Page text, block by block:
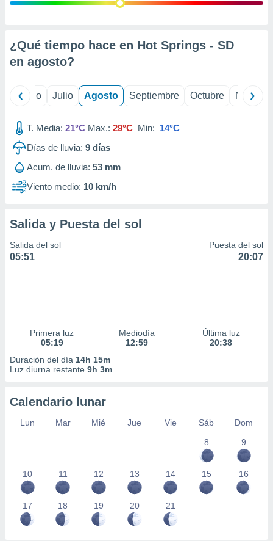
e
mediante
publicidad
de
1199
¿Qué tiempo hace en Hot Springs - SD
en agosto?
Junio Julio Agosto Septiembre Octubre
T. Media: 21°C Max.: 29°C Min: 14°C
Días de lluvia: 9 días
Acum. de lluvia: 53 mm
Viento medio: 10 km/h
Salida y Puesta del sol
Salida del sol
05:51
Puesta del sol
20:07
Primera luz
05:19
Mediodía
12:59
Última luz
20:38
Duración del día 14h 15m
Luz diurna restante 9h 3m
Calendario lunar
Lun Mar Mié Jue Vie Sáb
Dom
8
9
10 11 12 13 14 15 16
17 18 19 20 21